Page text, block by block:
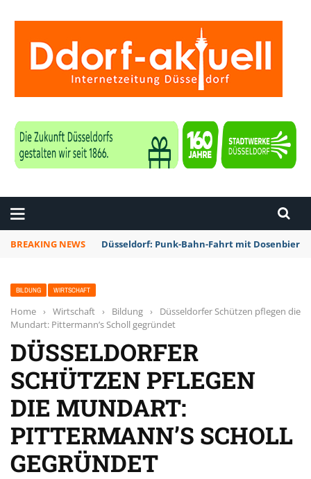
BREAKING NEWS Düsseldorf: Punk-Bahn-Fahrt mit Dosenbier
BILDUNG WIRTSCHAFT
Home › Wirtschaft › Bildung ›
Düsseldorfer Schützen pflegen die
Mundart: Pittermann’s Scholl gegründet
DÜSSELDORFER
SCHÜTZEN PFLEGEN
DIE MUNDART:
PITTERMANN’S SCHOLL
GEGRÜNDET